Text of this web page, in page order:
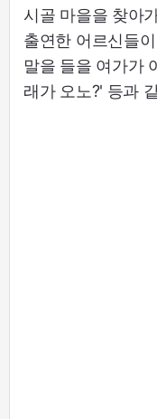
시골 마을을 찾아
출연한 어르신들
말을 들을 여가가
래가 오노?' 등과